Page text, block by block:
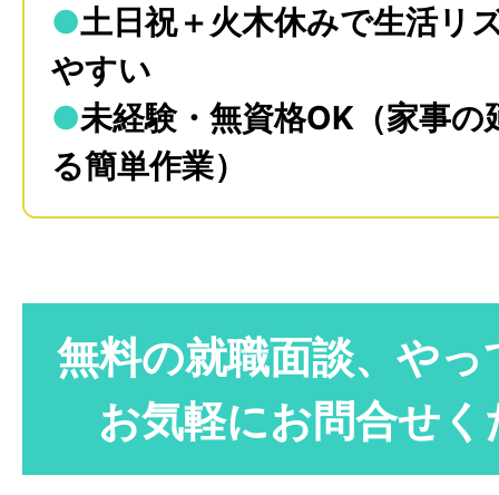
●土日祝＋火木休みで生活リ
やすい
●未経験・無資格OK（家事の
る簡単作業）
無料の就職面談、やっ
お気軽にお問合せく